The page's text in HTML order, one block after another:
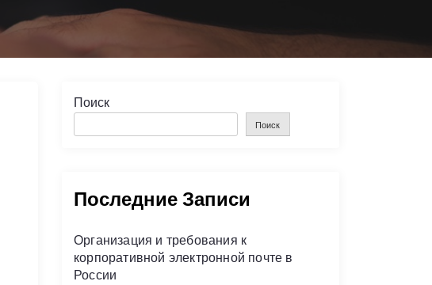
Поиск
Поиск
Последние Записи
Организация и требования к
корпоративной электронной почте в
России